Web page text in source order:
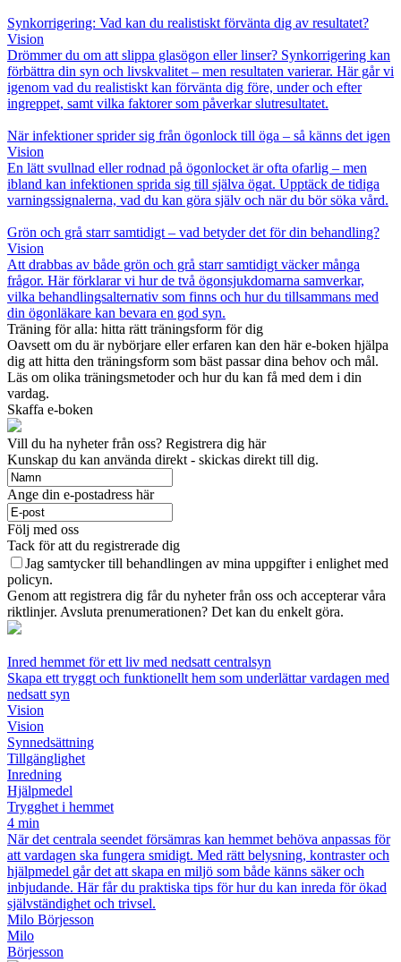
Synkorrigering: Vad kan du realistiskt förvänta dig av resultatet?
Vision
Drömmer du om att slippa glasögon eller linser? Synkorrigering kan
förbättra din syn och livskvalitet – men resultaten varierar. Här går vi
igenom vad du realistiskt kan förvänta dig före, under och efter
ingreppet, samt vilka faktorer som påverkar slutresultatet.
När infektioner sprider sig från ögonlock till öga – så känns det igen
Vision
En lätt svullnad eller rodnad på ögonlocket är ofta ofarlig – men
ibland kan infektionen sprida sig till själva ögat. Upptäck de tidiga
varningssignalerna, vad du kan göra själv och när du bör söka vård.
Grön och grå starr samtidigt – vad betyder det för din behandling?
Vision
Att drabbas av både grön och grå starr samtidigt väcker många
frågor. Här förklarar vi hur de två ögonsjukdomarna samverkar,
vilka behandlingsalternativ som finns och hur du tillsammans med
din ögonläkare kan bevara en god syn.
Träning för alla: hitta rätt träningsform för dig
Oavsett om du är nybörjare eller erfaren kan den här e-boken hjälpa
dig att hitta den träningsform som bäst passar dina behov och mål.
Läs om olika träningsmetoder och hur du kan få med dem i din
vardag.
Skaffa e-boken
Vill du ha nyheter från oss? Registrera dig här
Kunskap du kan använda direkt - skickas direkt till dig.
Ange din e-postadress här
Följ med oss
Tack för att du registrerade dig
Jag samtycker till behandlingen av mina uppgifter i enlighet med
policyn.
Genom att registrera dig får du nyheter från oss och accepterar våra
riktlinjer. Avsluta prenumerationen? Det kan du enkelt göra.
Inred hemmet för ett liv med nedsatt centralsyn
Skapa ett tryggt och funktionellt hem som underlättar vardagen med
nedsatt syn
Vision
Vision
Synnedsättning
Tillgänglighet
Inredning
Hjälpmedel
Trygghet i hemmet
4 min
När det centrala seendet försämras kan hemmet behöva anpassas för
att vardagen ska fungera smidigt. Med rätt belysning, kontraster och
hjälpmedel går det att skapa en miljö som både känns säker och
inbjudande. Här får du praktiska tips för hur du kan inreda för ökad
självständighet och trivsel.
Milo Börjesson
Milo
Börjesson